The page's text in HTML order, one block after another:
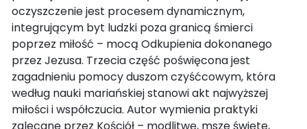
oczyszczenie jest procesem dynamicznym,
integrującym byt ludzki poza granicą śmierci
poprzez miłość – mocą Odkupienia dokonanego
przez Jezusa. Trzecia część poświęcona jest
zagadnieniu pomocy duszom czyśćcowym, która
według nauki mariańskiej stanowi akt najwyższej
miłości i współczucia. Autor wymienia praktyki